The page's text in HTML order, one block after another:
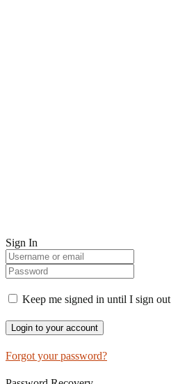
Sign In
Keep me signed in until I sign out
Forgot your password?